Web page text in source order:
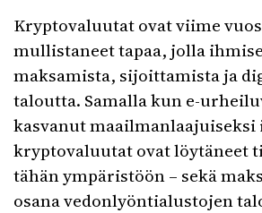
Kryptovaluutat ovat viime
mullistaneet tapaa, jolla
maksamista, sijoittamista ja
taloutta. Samalla kun e-
kasvanut
kryptovaluutat ovat löytäneet
tähän ympäristöön – sekä
osana vedonlyöntialustojen